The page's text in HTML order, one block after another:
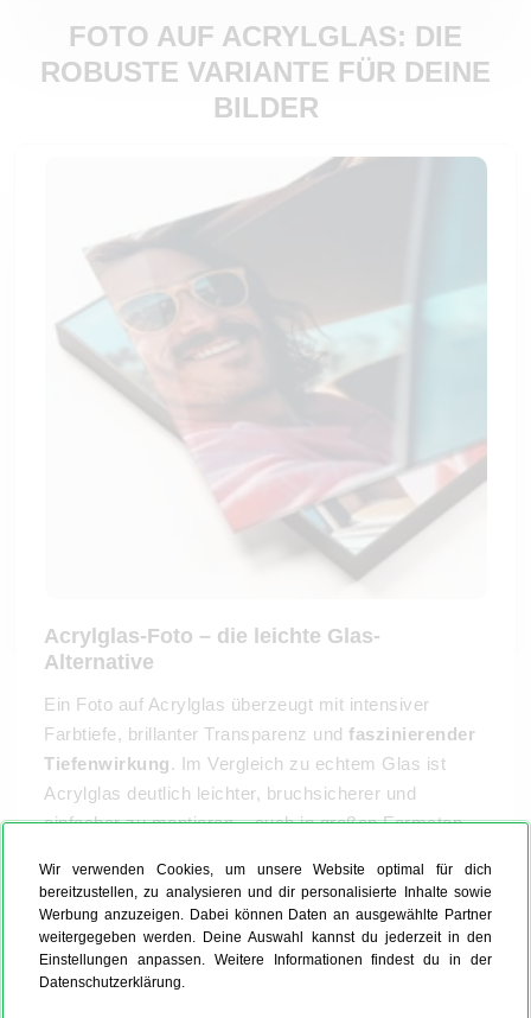
Wir verwenden Cookies, um unsere Website optimal für dich
bereitzustellen, zu analysieren und dir personalisierte Inhalte sowie
Werbung anzuzeigen. Dabei können Daten an ausgewählte Partner
weitergegeben werden. Deine Auswahl kannst du jederzeit in den
Einstellungen anpassen. Weitere Informationen findest du in der
Datenschutzerklärung.
FOTO AUF ACRYLGLAS: DIE
ROBUSTE VARIANTE FÜR DEINE
BILDER
Acrylglas-Foto – die leichte Glas-
Alternative
Ein Foto auf Acrylglas überzeugt mit intensiver
Farbtiefe, brillanter Transparenz und faszinierender
Tiefenwirkung. Im Vergleich zu echtem Glas ist
Acrylglas deutlich leichter, bruchsicherer und
einfacher zu montieren – auch in großen Formaten.
Kratzfestigkeit & UV-Schutz für langlebige Brillanz
Umweltfreundlichen Marken-Materialien ohne
Schadstoffe
So bleibt DeinAcrylglas-Fotodauerhaft schön –